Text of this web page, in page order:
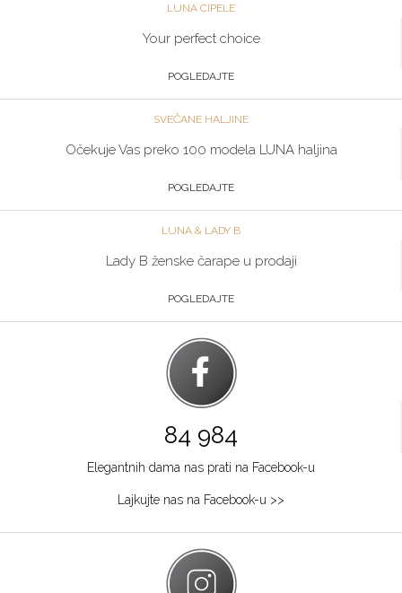
LUNA CIPELE
Your perfect choice
POGLEDAJTE
SVEČANE HALJINE
Očekuje Vas preko 100 modela LUNA haljina
POGLEDAJTE
LUNA & LADY B
Lady B ženske čarape u prodaji
POGLEDAJTE
84 984
Elegantnih dama nas prati na Facebook-u
Lajkujte nas na Facebook-u >>